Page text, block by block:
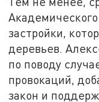
застройки,
деревьев.
по поводу
провокаций,
закон и